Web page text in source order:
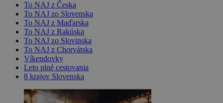
To NAJ z Česka
To NAJ zo Slovenska
To NAJ z Maďarska
To NAJ z Rakúska
To NAJ zo Slovinska
To NAJ z Chorvátska
Víkendovky
Leto plné cestovania
8 krajov Slovenska